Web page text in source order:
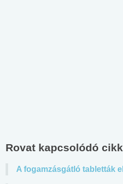
Rovat kapcsolódó
A fogamzásgátló tabletták